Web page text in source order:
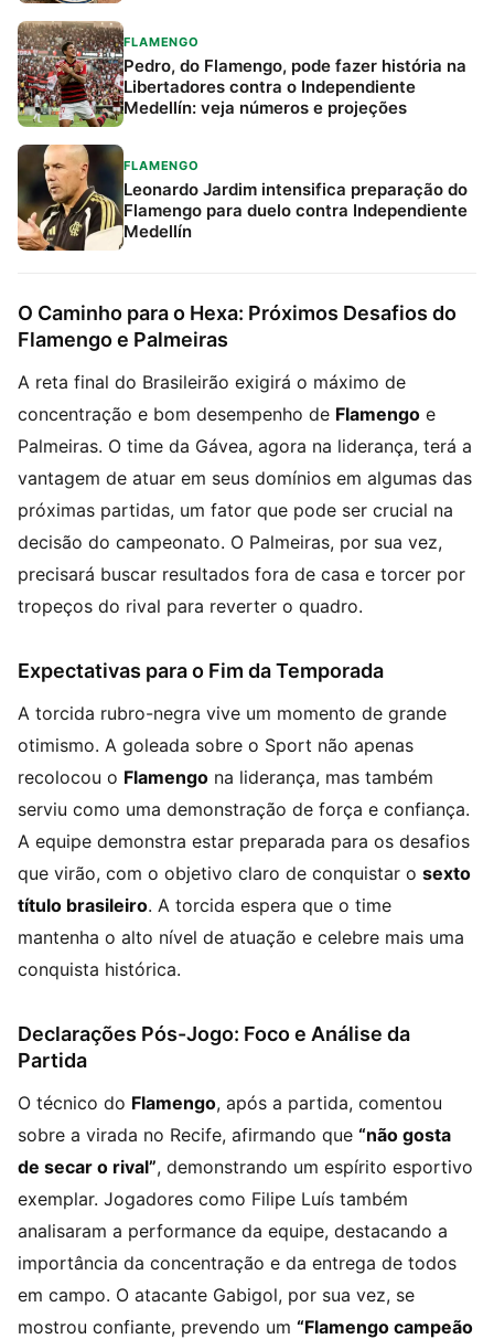
FLAMENGO
Pedro, do Flamengo, pode fazer história na
Libertadores contra o Independiente
Medellín: veja números e projeções
FLAMENGO
Leonardo Jardim intensifica preparação do
Flamengo para duelo contra Independiente
Medellín
O Caminho para o Hexa: Próximos Desafios do
Flamengo e Palmeiras
A reta final do Brasileirão exigirá o máximo de
concentração e bom desempenho de Flamengo e
Palmeiras. O time da Gávea, agora na liderança, terá a
vantagem de atuar em seus domínios em algumas das
próximas partidas, um fator que pode ser crucial na
decisão do campeonato. O Palmeiras, por sua vez,
precisará buscar resultados fora de casa e torcer por
tropeços do rival para reverter o quadro.
Expectativas para o Fim da Temporada
A torcida rubro-negra vive um momento de grande
otimismo. A goleada sobre o Sport não apenas
recolocou o Flamengo na liderança, mas também
serviu como uma demonstração de força e confiança.
A equipe demonstra estar preparada para os desafios
que virão, com o objetivo claro de conquistar o sexto
título brasileiro. A torcida espera que o time
mantenha o alto nível de atuação e celebre mais uma
conquista histórica.
Declarações Pós-Jogo: Foco e Análise da
Partida
O técnico do Flamengo, após a partida, comentou
sobre a virada no Recife, afirmando que “não gosta
de secar o rival”, demonstrando um espírito esportivo
exemplar. Jogadores como Filipe Luís também
analisaram a performance da equipe, destacando a
importância da concentração e da entrega de todos
em campo. O atacante Gabigol, por sua vez, se
mostrou confiante, prevendo um “Flamengo campeão